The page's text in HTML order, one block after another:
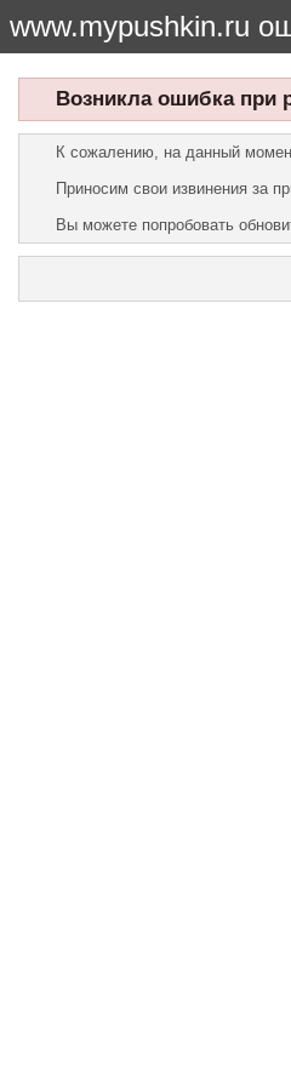
www.mypushkin.ru
Возникла ошибка при
К сожалению, на данный
Приносим свои извинения за
Вы можете попробовать